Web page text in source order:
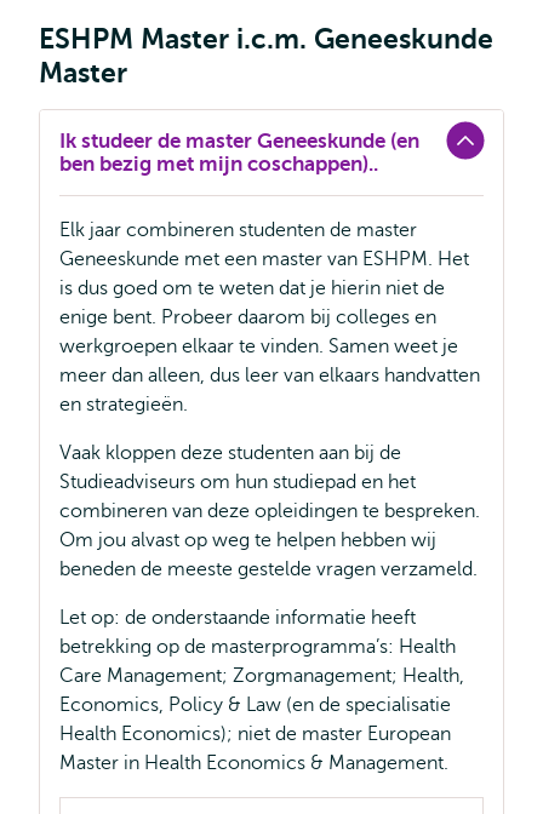
ESHPM Master i.c.m. Geneeskunde
Master
Ik studeer de master Geneeskunde (en
ben bezig met mijn coschappen)..
Elk jaar combineren studenten de master
Geneeskunde met een master van ESHPM. Het
is dus goed om te weten dat je hierin niet de
enige bent. Probeer daarom bij colleges en
werkgroepen elkaar te vinden. Samen weet je
meer dan alleen, dus leer van elkaars handvatten
en strategieën.
Vaak kloppen deze studenten aan bij de
Studieadviseurs om hun studiepad en het
combineren van deze opleidingen te bespreken.
Om jou alvast op weg te helpen hebben wij
beneden de meeste gestelde vragen verzameld.
Let op: de onderstaande informatie heeft
betrekking op de masterprogramma’s: Health
Care Management; Zorgmanagement; Health,
Economics, Policy & Law (en de specialisatie
Health Economics); niet de master European
Master in Health Economics & Management.